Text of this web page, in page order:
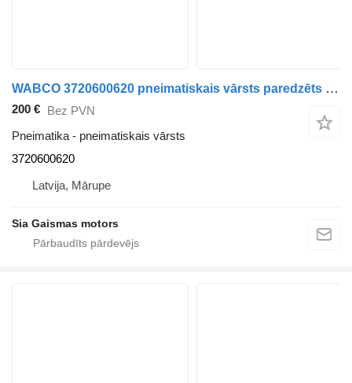
WABCO 3720600620 pneimatiskais vārsts paredzēts autobusa
200 € Bez PVN
Pneimatika - pneimatiskais vārsts
3720600620
Latvija, Mārupe
Sia Gaismas motors